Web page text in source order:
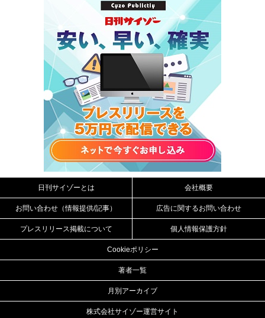
日刊サイゾーとは 会社概要
お問い合わせ（情報提供/記事） 広告に関するお問い合わせ
プレスリリース掲載について 個人情報保護方針
Cookieポリシー
著者一覧
月別アーカイブ
株式会社サイゾー運営サイト